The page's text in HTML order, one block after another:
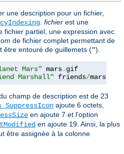
une description pour un fichier,
fichier est une
fichier partiel, une expression avec
de fichier complet permettant de
être entouré de guillemets (").
Mars" mars.
Marshall" friends/mars
champ de description est de 23
SuppressIcon ajoute 6 octets,
en ajoute 7 et l'option
en ajoute 19. Ainsi, la plus
être assignée à la colonne